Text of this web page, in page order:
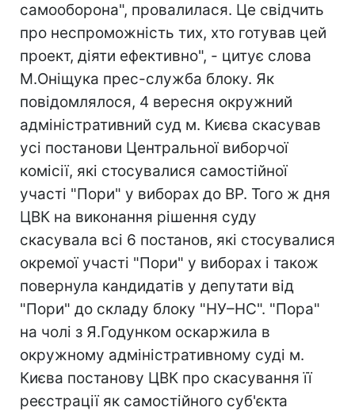
самооборона", провалилася. Це свідчить
про неспроможність тих, хто готував цей
проект, діяти ефективно", - цитує слова
М.Оніщука прес-служба блоку. Як
повідомлялося, 4 вересня окружний
адміністративний суд м. Києва скасував
усі постанови Центральної виборчої
комісії, які стосувалися самостійної
участі "Пори" у виборах до ВР. Того ж дня
ЦВК на виконання рішення суду
скасувала всі 6 постанов, які стосувалися
окремої участі "Пори" у виборах і також
повернула кандидатів у депутати від
"Пори" до складу блоку "НУ–НС". "Пора"
на чолі з Я.Годунком оскаржила в
окружному адміністративному суді м.
Києва постанову ЦВК про скасування її
реєстрації як самостійного суб'єкта